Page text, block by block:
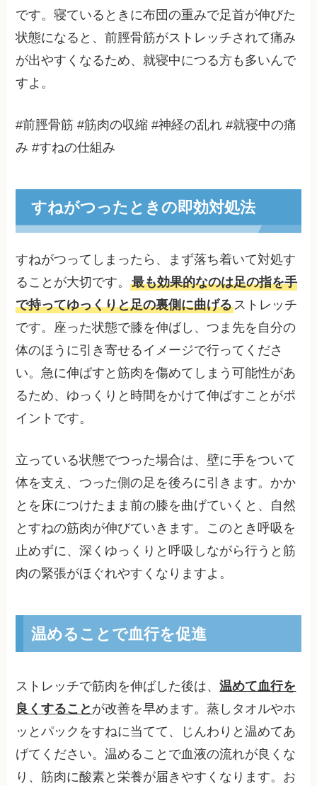
です。寝ているときに布団の重みで足首が伸びた
状態になると、前脛骨筋がストレッチされて痛み
が出やすくなるため、就寝中につる方も多いんで
すよ。
#前脛骨筋 #筋肉の収縮 #神経の乱れ #就寝中の痛
み #すねの仕組み
すねがつったときの即効対処法
すねがつってしまったら、まず落ち着いて対処す
ることが大切です。最も効果的なのは足の指を手
で持ってゆっくりと足の裏側に曲げるストレッチ
です。座った状態で膝を伸ばし、つま先を自分の
体のほうに引き寄せるイメージで行ってくださ
い。急に伸ばすと筋肉を傷めてしまう可能性があ
るため、ゆっくりと時間をかけて伸ばすことがポ
イントです。
立っている状態でつった場合は、壁に手をついて
体を支え、つった側の足を後ろに引きます。かか
とを床につけたまま前の膝を曲げていくと、自然
とすねの筋肉が伸びていきます。このとき呼吸を
止めずに、深くゆっくりと呼吸しながら行うと筋
肉の緊張がほぐれやすくなりますよ。
温めることで血行を促進
ストレッチで筋肉を伸ばした後は、温めて血行を
良くすること が改善を早めます。蒸しタオルやホ
ッとパックをすねに当てて、じんわりと温めてあ
げてください。温めることで血液の流れが良くな
り、筋肉に酸素と栄養が届きやすくなります。お